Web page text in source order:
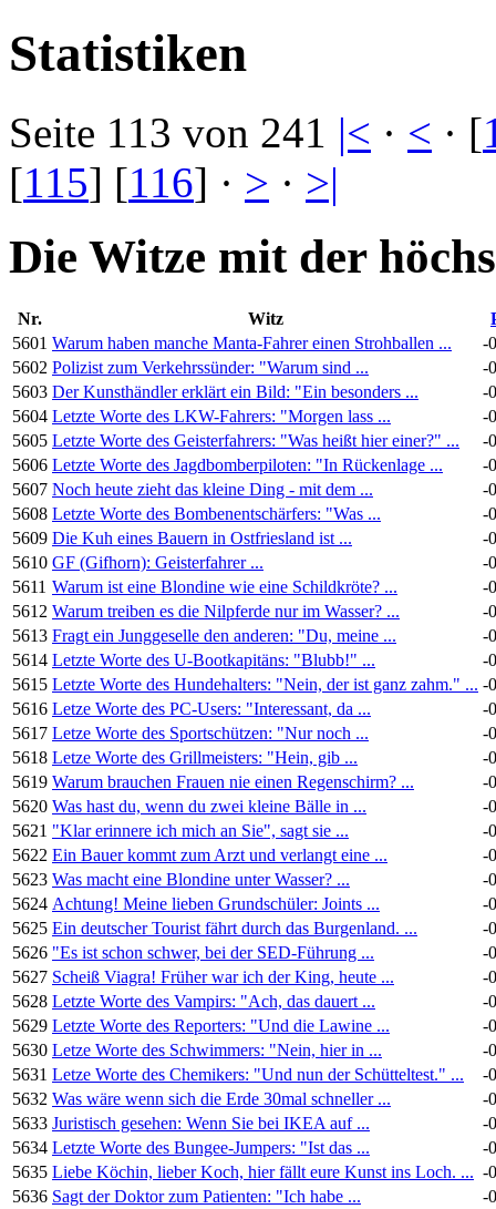
Statistiken
Seite 113 von 241 |< · < · [
[115] [116] · > · >|
Die Witze mit der
Nr. Witz
5601 Warum haben manche Manta-Fahrer einen Strohballen ...
-
5602 Polizist zum Verkehrssünder: "Warum sind ...
-
5603 Der Kunsthändler erklärt ein Bild: "Ein besonders ...
-
5604 Letzte Worte des LKW-Fahrers: "Morgen lass ...
-
5605 Letzte Worte des Geisterfahrers: "Was heißt hier einer?" ...
-
5606 Letzte Worte des Jagdbomberpiloten: "In Rückenlage ...
-
5607 Noch heute zieht das kleine Ding - mit dem ...
-
5608 Letzte Worte des Bombenentschärfers: "Was ...
-
5609 Die Kuh eines Bauern in Ostfriesland ist ...
-
5610 GF (Gifhorn): Geisterfahrer ...
-
5611 Warum ist eine Blondine wie eine Schildkröte? ...
-
5612 Warum treiben es die Nilpferde nur im Wasser? ...
-
5613 Fragt ein Junggeselle den anderen: "Du, meine ...
-
5614 Letzte Worte des U-Bootkapitäns: "Blubb!" ...
-
5615 Letzte Worte des Hundehalters: "Nein, der ist ganz zahm." ... -
5616 Letze Worte des PC-Users: "Interessant, da ...
-
5617 Letze Worte des Sportschützen: "Nur noch ...
-
5618 Letze Worte des Grillmeisters: "Hein, gib ...
-
5619 Warum brauchen Frauen nie einen Regenschirm? ...
-
5620 Was hast du, wenn du zwei kleine Bälle in ...
-
5621 "Klar erinnere ich mich an Sie", sagt sie ...
-
5622 Ein Bauer kommt zum Arzt und verlangt eine ...
-
5623 Was macht eine Blondine unter Wasser? ...
-
5624 Achtung! Meine lieben Grundschüler: Joints ...
-
5625 Ein deutscher Tourist fährt durch das Burgenland. ...
-
5626 "Es ist schon schwer, bei der SED-Führung ...
-
5627 Scheiß Viagra! Früher war ich der King, heute ...
-
5628 Letzte Worte des Vampirs: "Ach, das dauert ...
-
5629 Letzte Worte des Reporters: "Und die Lawine ...
-
5630 Letze Worte des Schwimmers: "Nein, hier in ...
-
5631 Letze Worte des Chemikers: "Und nun der Schütteltest." ...
-
5632 Was wäre wenn sich die Erde 30mal schneller ...
-
5633 Juristisch gesehen: Wenn Sie bei IKEA auf ...
-
5634 Letzte Worte des Bungee-Jumpers: "Ist das ...
-
5635 Liebe Köchin, lieber Koch, hier fällt eure Kunst ins Loch. ... -
5636 Sagt der Doktor zum Patienten: "Ich habe ...
-